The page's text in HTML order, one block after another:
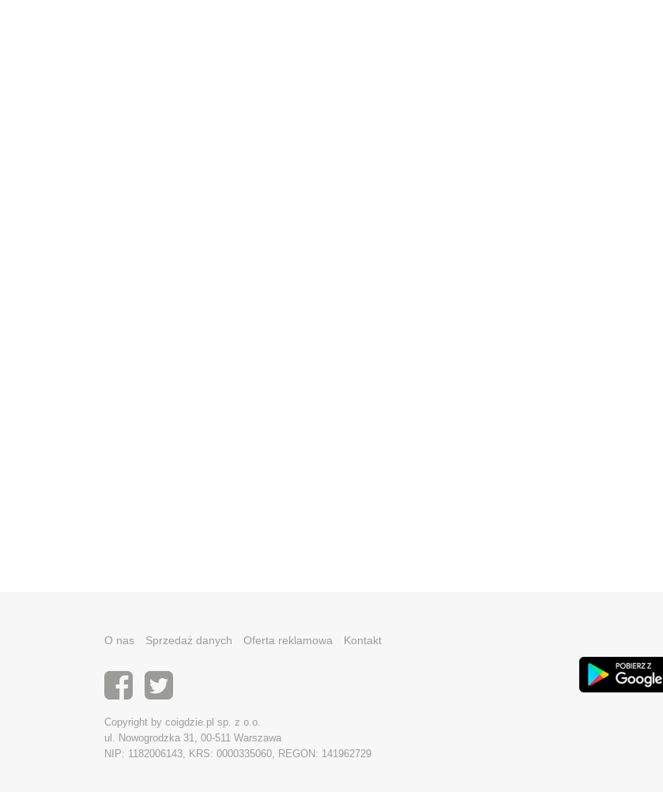
O nas Sprzedaż danych Oferta reklamowa Kontakt
Copyright by coigdzie.pl sp. z o.o.
ul. Nowogrodzka 31, 00-511 Warszawa
NIP: 1182006143, KRS: 0000335060, REGON: 141962729